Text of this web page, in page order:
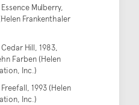
Mulberry,
Frankenthaler
Hill, 1983,
Farben (Helen
Inc.)
1993 (Helen
Inc.)